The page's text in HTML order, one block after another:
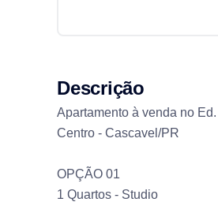
Descrição
Apartamento à venda no
Centro - Cascavel/PR
OPÇÃO 01
1 Quartos - Studio